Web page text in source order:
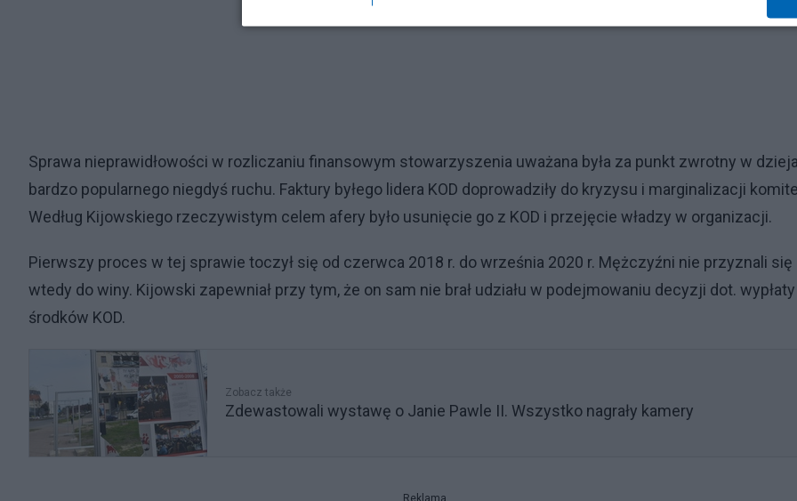
Sprawa nieprawidłowości w rozliczaniu finansowym stowarzyszenia uważana była za punkt zwrotny w
bardzo popularnego niegdyś ruchu. Faktury byłego lidera KOD doprowadziły do kryzysu i marginalizacji
Według Kijowskiego rzeczywistym celem afery było usunięcie go z KOD i przejęcie władzy w organizacji.
Pierwszy proces w tej sprawie toczył się od czerwca 2018 r. do września 2020 r. Mężczyźni nie przyznali się
wtedy do winy. Kijowski zapewniał przy tym, że on sam nie brał udziału w podejmowaniu decyzji dot. wypłaty
środków KOD.
Zobacz także
Zdewastowali wystawę o Janie Pawle II. Wszystko nagrały kamery
Reklama